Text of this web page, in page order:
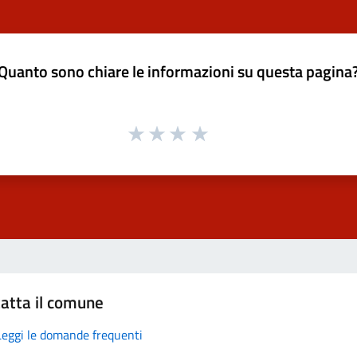
sono chiare le informazioni su questa
il comune
le domande frequenti